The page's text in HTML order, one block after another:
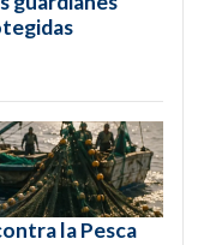
la Pesca